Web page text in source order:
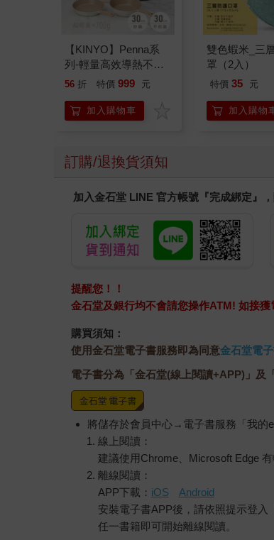
【KINYO】Penna系
列-輕量高效導熱不沾
平煎鍋30cm
56 折 特價 999 元
加入購物車
雙色蝦米_三
罩（2入）
特價 35 元
加入購物
訂購/退換貨須知
加入金石堂 LINE 官方帳號『完成綁定』
提醒您！！
金石堂及銀行均不會請您操作ATM! 如接
購買須知：
使用金石堂電子書服務即為同意金石堂電
電子書分為「金石堂(線上閱讀+APP)」及
將儲存於會員中心→電子書服務「我的
線上閱讀：
建議使用Chrome、Microsoft Edge
離線閱讀：
APP下載： iOS
Android
安裝電子書APP後，請依照提示登
任一書籍即可開始離線閱讀。